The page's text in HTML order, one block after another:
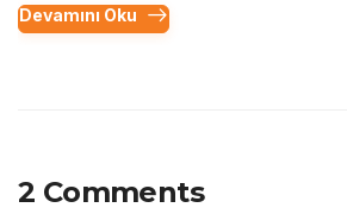
Devamını Oku
2 Comments